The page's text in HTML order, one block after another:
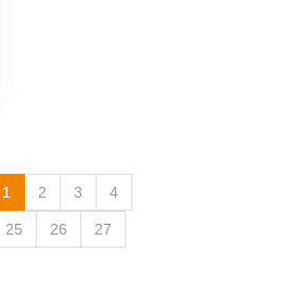
1 2 3 4
25 26 27